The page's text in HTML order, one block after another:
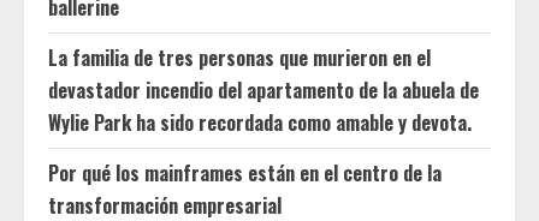
ballerine
La familia de tres personas que murieron en el
devastador incendio del apartamento de la abuela de
Wylie Park ha sido recordada como amable y devota.
Por qué los mainframes están en el centro de la
transformación empresarial